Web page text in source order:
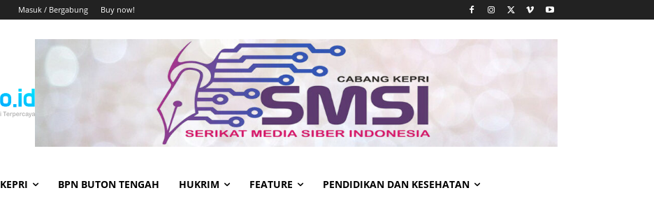
Masuk / Bergabung Buy now!
KEPRI BPN BUTON TENGAH HUKRIM FEATURE PENDIDIKAN DAN KESEHATAN